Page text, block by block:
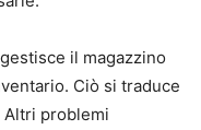
il magazzino
Ciò si traduce
problemi